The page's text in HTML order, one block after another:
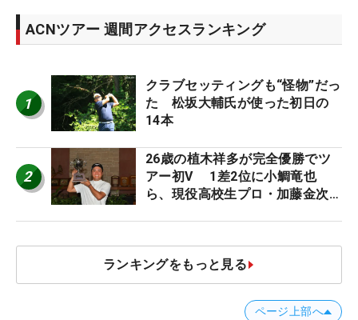
ACNツアー 週間アクセスランキング
1
クラブセッティングも“怪物”だっ
た 松坂大輔氏が使った初日の
14本
2
26歳の植木祥多が完全優勝でツ
アー初V 1差2位に小鯛竜也
ら、現役高校生プロ・加藤金次郎
ランキングをもっと見る
ページ上部へ